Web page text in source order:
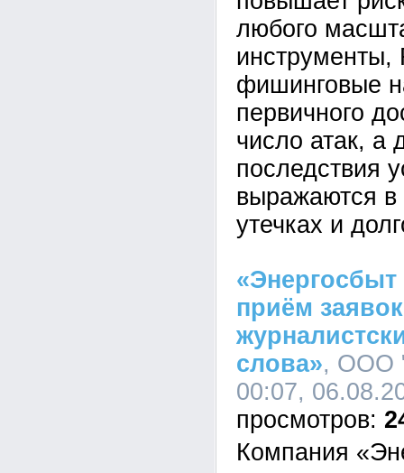
любого
фишинговые
первичного
число атак, а
последствия
выражаются в
утечках и
приём
слова», ООО
00:07,
Компания